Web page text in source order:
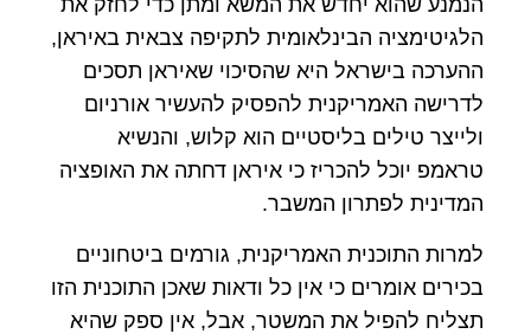
הנמנע שהוא יחדש את המשא ומתן כדי לחזק את
הלגיטימציה הבינלאומית לתקיפה צבאית באיראן,
ההערכה בישראל היא שהסיכוי שאיראן תסכים
לדרישה האמריקנית להפסיק להעשיר אורניום
ולייצר טילים בליסטיים הוא קלוש, והנשיא
טראמפ יוכל להכריז כי איראן דחתה את האופציה
המדינית לפתרון המשבר.
למרות התוכנית האמריקנית, גורמים ביטחוניים
בכירים אומרים כי אין כל ודאות שאכן התוכנית הזו
תצליח להפיל את המשטר, אבל, אין ספק שהיא